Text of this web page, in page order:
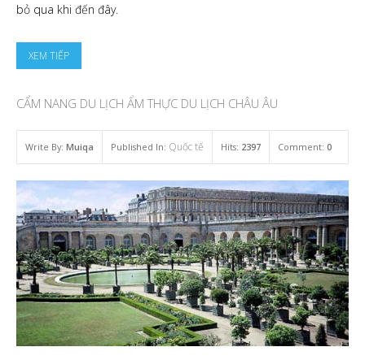
bỏ qua khi đến đây.
XEM TIẾP
CẨM NANG DU LỊCH ẨM THỰC DU LỊCH CHÂU ÂU
Write By: Muiqa Published In: Quốc tế Hits: 2397 Comment: 0